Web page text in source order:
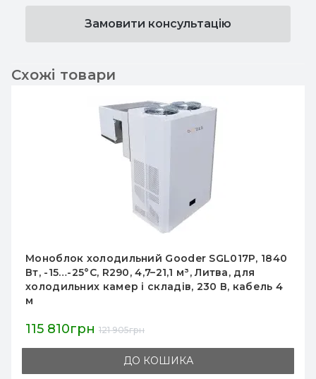
Замовити консультацію
Схожі товари
Моноблок холодильний Gooder SGM020P,
1850 Вт, R290, -5…+5°C, для камер 8,55–28,5 м³,
Литва, кабель 4 м, промислове охолодження
112 304грн 118 215грн
ДО КОШИКА